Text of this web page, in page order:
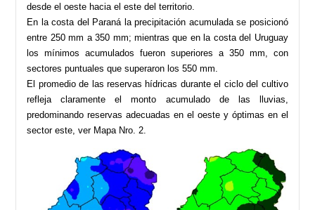
desde el oeste hacia el este del territorio.
En la costa del Paraná la precipitación acumulada se posicionó
entre 250 mm a 350 mm; mientras que en la costa del Uruguay
los mínimos acumulados fueron superiores a 350 mm, con
sectores puntuales que superaron los 550 mm.
El promedio de las reservas hídricas durante el ciclo del cultivo
refleja claramente el monto acumulado de las lluvias,
predominando reservas adecuadas en el oeste y óptimas en el
sector este, ver Mapa Nro. 2.